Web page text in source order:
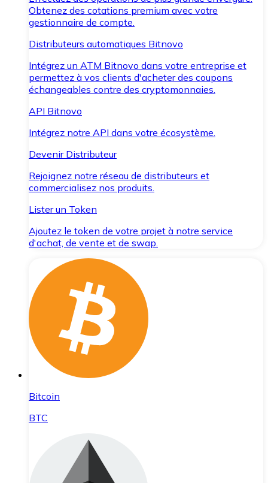
Obtenez des cotations premium avec votre
gestionnaire de compte.
Distributeurs automatiques Bitnovo
Intégrez un ATM Bitnovo dans votre entreprise et
permettez à vos clients d'acheter des coupons
échangeables contre des cryptomonnaies.
API Bitnovo
Intégrez notre API dans votre écosystème.
Devenir Distributeur
Rejoignez notre réseau de distributeurs et
commercialisez nos produits.
Lister un Token
Ajoutez le token de votre projet à notre service
d'achat, de vente et de swap.
Bitcoin
BTC